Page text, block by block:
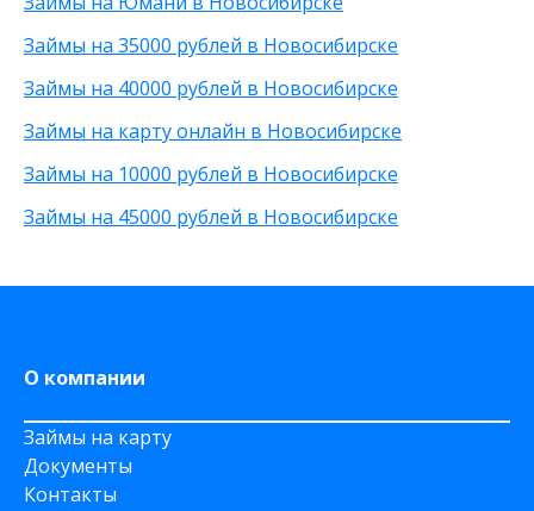
По телефону
Через Телеграм
На Webmoney
Через Золотую Корону
На карту круглосуточно
Через приложение
На карту Моментум
Не выходя из дома
С высоким одобрением
Без залога
Без посредников
Без посещения офиса
Без звонков
30 000 рублей
8 000 рублей
500 рублей
20 000 рублей
Займы на 35000 рублей в Новосибирске
Займы на 40000 рублей в Новосибирске
Займы на карту онлайн в Новосибирске
Займы на 10000 рублей в Новосибирске
Займы на 45000 рублей в Новосибирске
О компании
Займы на карту
Документы
Контакты